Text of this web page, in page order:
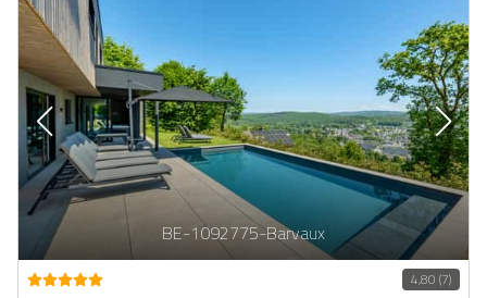
BE-1092775-Barvaux
4,80 (7)